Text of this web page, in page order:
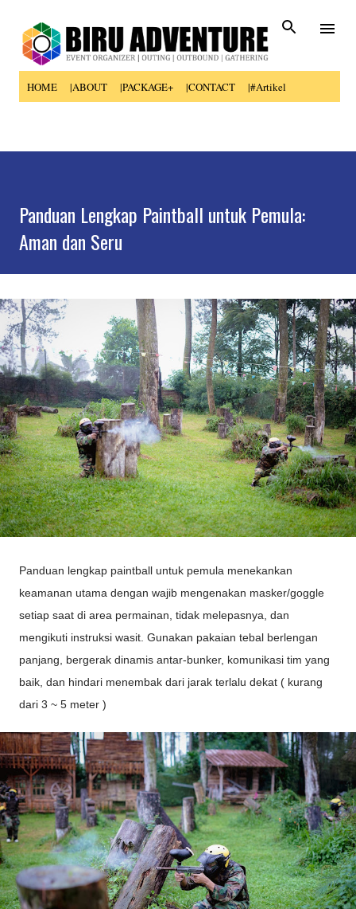
HOME |ABOUT |PACKAGE+ |CONTACT |#Artikel
Panduan Lengkap Paintball untuk Pemula:
Aman dan Seru
Panduan lengkap paintball untuk pemula menekankan
keamanan utama dengan wajib mengenakan masker/goggle
setiap saat di area permainan, tidak melepasnya, dan
mengikuti instruksi wasit. Gunakan pakaian tebal berlengan
panjang, bergerak dinamis antar-bunker, komunikasi tim yang
baik, dan hindari menembak dari jarak terlalu dekat ( kurang
dari 3 ~ 5 meter )